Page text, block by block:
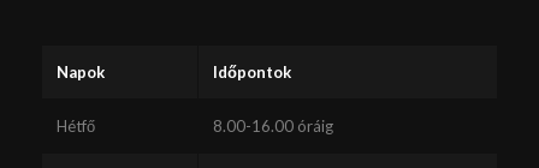
Napok Időpontok
Hétfő 8.00-16.00 óráig